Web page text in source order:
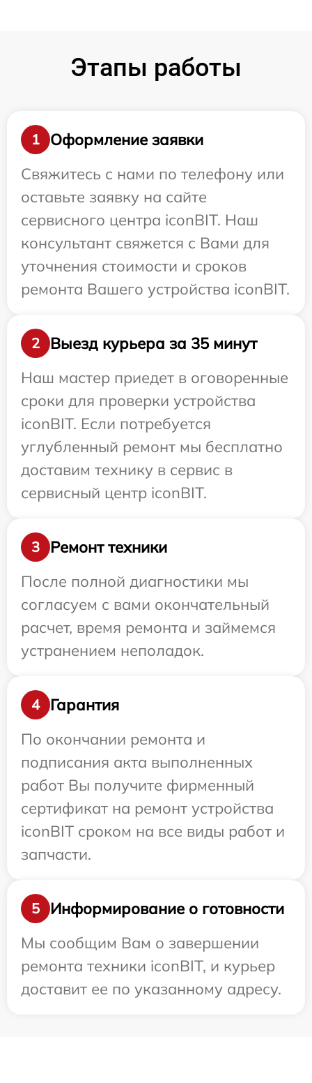
Этапы работы
1
Оформление заявки
Свяжитесь с нами по телефону или
оставьте заявку на сайте
сервисного центра iconBIT. Наш
консультант свяжется с Вами для
уточнения стоимости и сроков
ремонта Вашего устройства iconBIT.
2
Выезд курьера за 35 минут
Наш мастер приедет в оговоренные
сроки для проверки устройства
iconBIT. Если потребуется
углубленный ремонт мы бесплатно
доставим технику в сервис в
сервисный центр iconBIT.
3
Ремонт техники
После полной диагностики мы
согласуем с вами окончательный
расчет, время ремонта и займемся
устранением неполадок.
4
Гарантия
По окончании ремонта и
подписания акта выполненных
работ Вы получите фирменный
сертификат на ремонт устройства
iconBIT сроком на все виды работ и
запчасти.
5
Информирование о готовности
Мы сообщим Вам о завершении
ремонта техники iconBIT, и курьер
доставит ее по указанному адресу.